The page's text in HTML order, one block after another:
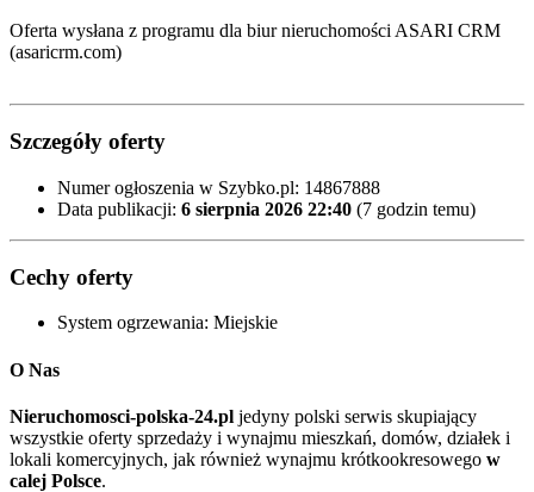
Oferta wysłana z programu dla biur nieruchomości ASARI CRM
(asaricrm.com)
Szczegóły oferty
Numer ogłoszenia w Szybko.pl: 14867888
Data publikacji: 6 sierpnia 2026 22:40 (7 godzin temu)
Cechy oferty
System ogrzewania: Miejskie
O Nas
Nieruchomosci-polska-24.pl jedyny polski serwis skupiający
wszystkie oferty sprzedaży i wynajmu mieszkań, domów, działek i
lokali komercyjnych, jak również wynajmu krótkookresowego w
calej Polsce.